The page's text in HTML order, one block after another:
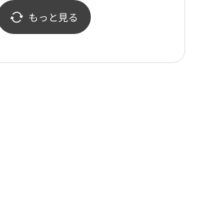
もっと見る